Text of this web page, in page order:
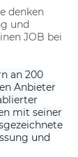
denken
und
JOB bei
an 200
Anbieter
mit seiner
und